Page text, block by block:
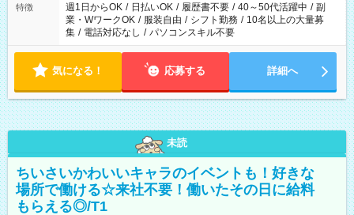
特徴 週1日からOK / 日払いOK / 履歴書不要 / 40～50代活躍中 / 副
業・WワークOK / 服装自由 / シフト勤務 / 10名以上の大量募
集 / 電話対応なし / パソコンスキル不要
気になる！ 応募する 詳細へ
未読
ちいさいかわいいキャラのイベントも！好きな
場所で働ける☆来社不要！働いたその日に給料
もらえる◎/T1